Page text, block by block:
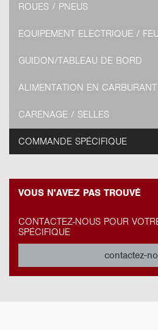
ROUES / PNEUS
EQUIPEMENT ELECTRIQUE /
GUIDON/TABLEAU DE BORD
ALIMENTATION EN CARBURANT
CARÉNAGE / SELLES
COMMANDE SPÉCIFIQUE
VOUS N'AVEZ PAS TROUVÉ
CONTACTEZ-NOUS POUR
SPÉCIFIQUE
contactez-